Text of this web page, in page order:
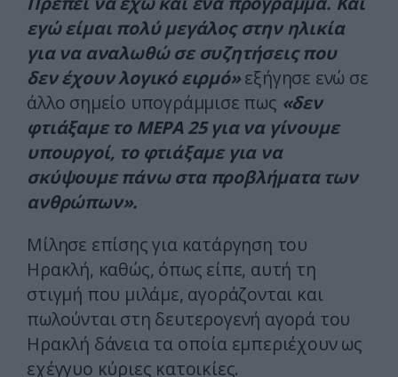
εγώ είμαι πολύ μεγάλος στην ηλικία
για να αναλωθώ σε συζητήσεις που
δεν έχουν λογικό ειρμό»εξήγησε ενώ σε
άλλο σημείο υπογράμμισε πως «δεν
φτιάξαμε το ΜΕΡΑ 25 για να γίνουμε
υπουργοί, το φτιάξαμε για να
σκύψουμε πάνω στα προβλήματα των
ανθρώπων».
Μίλησε επίσης για κατάργηση του
Ηρακλή, καθώς, όπως είπε, αυτή τη
στιγμή που μιλάμε, αγοράζονται και
πωλούνται στη δευτερογενή αγορά του
Ηρακλή δάνεια τα οποία εμπεριέχουν ως
εχέγγυο κύριες κατοικίες.